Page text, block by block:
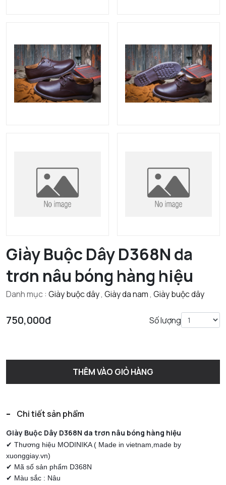
Giày Buộc Dây D368N da
trơn nâu bóng hàng hiệu
Danh mục : Giày buộc dây, Giày da nam, Giày buộc dây
750,000đ Số lượng
THÊM VÀO GIỎ HÀNG
- Chi tiết sản phẩm
Giày Buộc Dây D368N da trơn nâu bóng hàng hiệu
✔ Thương hiệu MODINIKA ( Made in vietnam,made by
xuonggiay.vn)
✔ Mã số sản phẩm D368N
✔ Màu sắc : Nâu